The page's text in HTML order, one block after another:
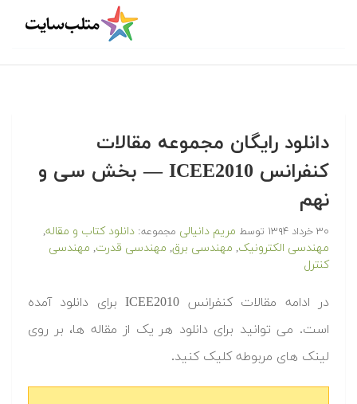
دانلود رایگان مجموعه مقالات
کنفرانس ICEE2010 — بخش سی و
نهم
۳۰ خرداد ۱۳۹۴ توسط مریم دانیالی مجموعه: دانلود کتاب و مقاله,
مهندسی الکترونیک, مهندسی برق, مهندسی قدرت, مهندسی
کنترل
در ادامه مقالات کنفرانس ICEE2010 برای دانلود آمده
است. می توانید برای دانلود هر یک از مقاله ها، بر روی
لینک های مربوطه کلیک کنید.